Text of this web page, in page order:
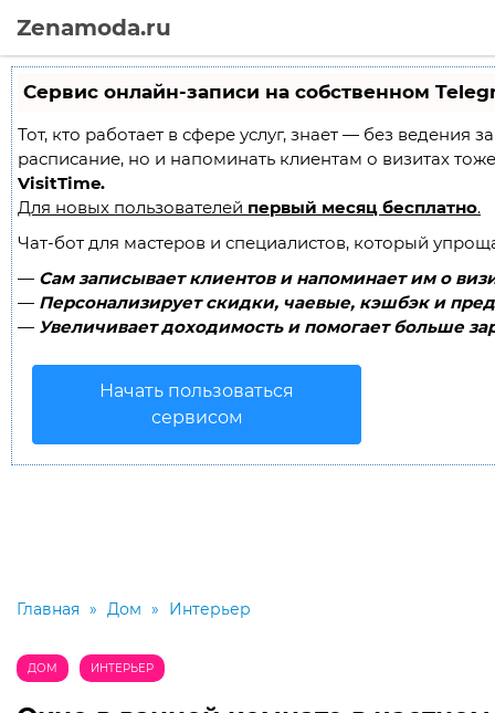
Zenamoda.ru
Сервис онлайн-записи на собственном
Тот, кто работает в сфере услуг, знает — без ведения
расписание, но и напоминать клиентам о визитах
VisitTime.
Для новых пользователей первый месяц бесплатно.
Чат-бот для мастеров и специалистов, который
— Сам записывает клиентов и напоминает им о
— Персонализирует скидки, чаевые, кэшбэк и
— Увеличивает доходимость и помогает больше
Начать пользоваться
сервисом
Главная » Дом » Интерьер
ДОМ ИНТЕРЬЕР